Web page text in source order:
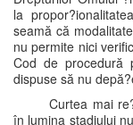
la
seamă că
nu permite nici
Cod de procedură
dispuse să nu
Curtea mai
în lumina stadiului